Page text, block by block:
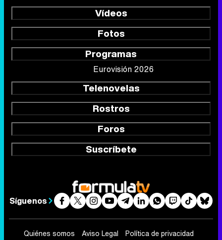
Vídeos
Fotos
Programas
Eurovisión 2026
Telenovelas
Rostros
Foros
Suscríbete
Síguenos
Quiénes somos Aviso Legal
Política de privacidad